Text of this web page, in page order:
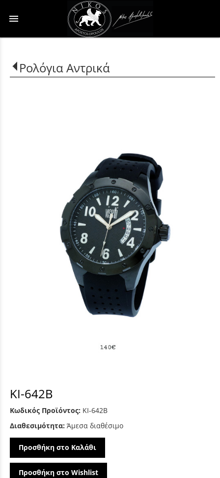
menu
Ρολόγια Αντρικά
KI-642B
Κωδικός Προϊόντος: KI-642B
Διαθεσιμότητα: Άμεσα διαθέσιμο
Προσθήκη στο Καλάθι
Προσθήκη στο Wishlist